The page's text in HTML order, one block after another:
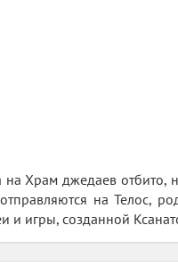
на Храм джедаев отбито,
на Телос,
и игры, созданной